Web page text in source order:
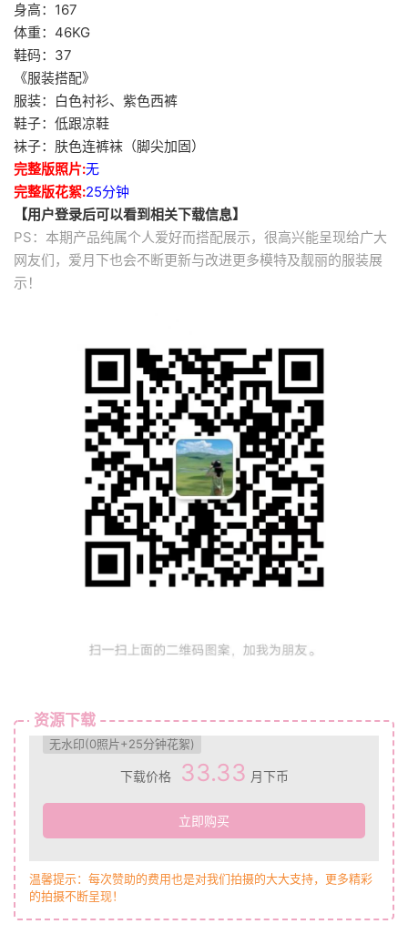
身高：167
体重：46KG
鞋码：37
《服装搭配》
服装：白色衬衫、紫色西裤
鞋子：低跟凉鞋
袜子：肤色连裤袜（脚尖加固）
完整版照片:无
完整版花絮:25分钟
【用户登录后可以看到相关下载信息】
PS：本期产品纯属个人爱好而搭配展示，很高兴能呈现给广大
网友们，爱月下也会不断更新与改进更多模特及靓丽的服装展
示！
资源下载
无水印(0照片+25分钟花絮)
下载价格 33.33 月下币
立即购买
温馨提示：每次赞助的费用也是对我们拍摄的大大支持，更多精彩
的拍摄不断呈现！